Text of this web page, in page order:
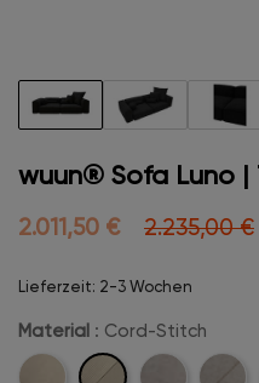
wuun® Sofa Luno |
2.011,50 € 2.235,00 €
Lieferzeit: 2-3 Wochen
Material : Cord-Stitch
Cord
Cord-
Velvet
Velvet-